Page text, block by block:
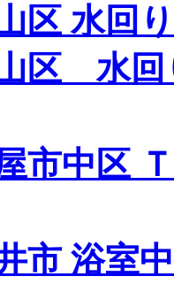
区 水回
区 水
市中区
市 浴室